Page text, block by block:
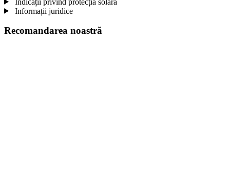
Informații juridice
Recomandarea noastră